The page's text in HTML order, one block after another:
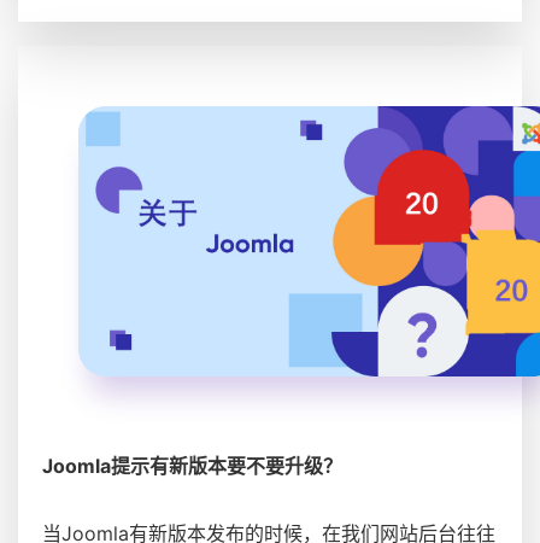
Joomla提示有新版本要不要升级？
当Joomla有新版本发布的时候，在我们网站后台往往